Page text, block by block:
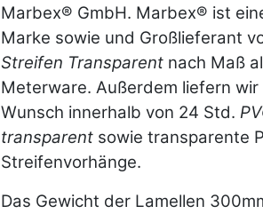
Marbex® GmbH. Marbex® ist
Marke sowie und Großlieferant
Streifen Transparent nach Maß
Meterware. Außerdem liefern
Wunsch innerhalb von 24 Std.
transparent sowie transparente
Streifenvorhänge.
Das Gewicht der Lamellen